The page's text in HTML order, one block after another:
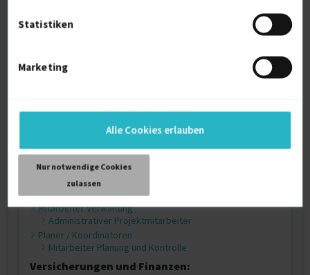
Statistiken
Marketing
Alle Cookies erlauben
Nur notwendige Cookies
zulassen
Energieingenieur
Kommunikation, Marketing und
Öffentlichkeitsarbeit
Kommunikationmanager
Einkauf und Lagerhaltung:
Logistik / Supply-Chain-Management
Nachhaltigkeit
Administration und Kundenbetreuung:
Mitarbeiter Verwaltung
Administrativer Projektmitarbeiter
Planer / Koordinatoren
Mitarbeiter Planung und Kontrolle
Versicherungen und Finanzen: